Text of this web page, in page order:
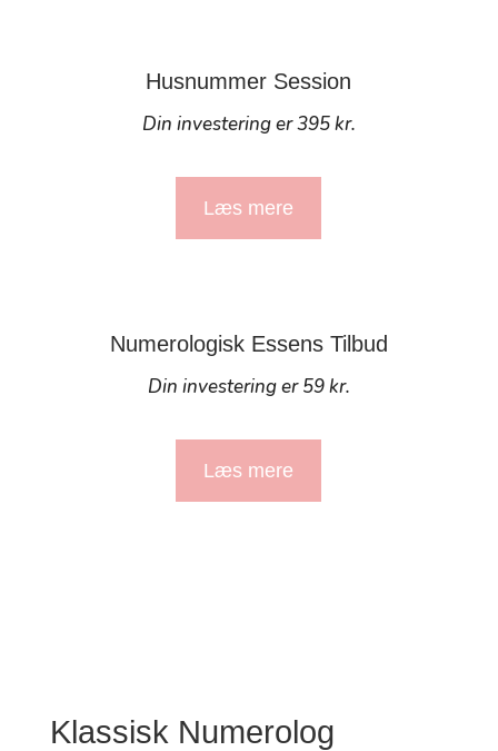
Husnummer Session
Din investering er 395 kr.
Læs mere
Numerologisk Essens Tilbud
Din investering er 59 kr.
Læs mere
Klassisk Numerolog